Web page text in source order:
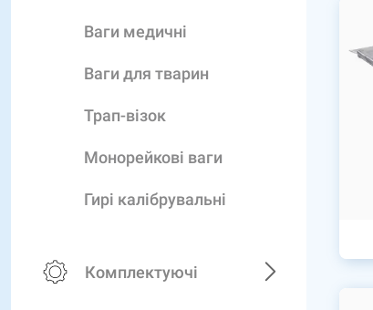
Ваги медичні
Ваги для тварин
Трап-візок
Монорейкові ваги
Гирі калібрувальні
Комплектуючі